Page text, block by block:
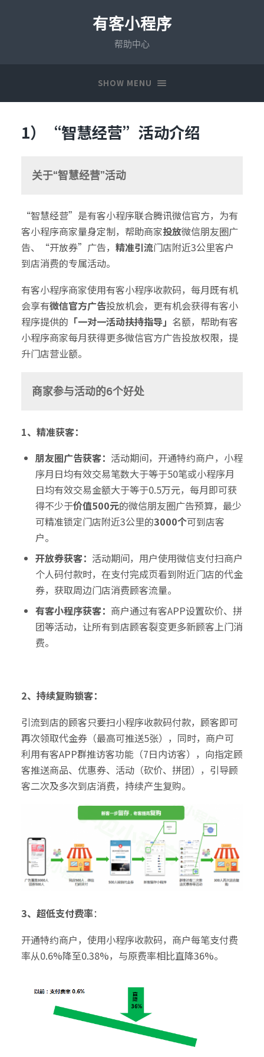
有客小程序
帮助中心
SHOW MENU
1）“智慧经营”活动介绍
关于“智慧经营”活动
“智慧经营”是有客小程序联合腾讯微信官方，为有
客小程序商家量身定制，帮助商家投放微信朋友圈广
告、“开放券”广告， 精准引流门店附近3公里客户
到店消费的专属活动。
有客小程序商家使用有客小程序收款码，每月既有机
会享有微信官方广告投放机会，更有机会获得有客小
程序提供的 「一对一活动扶持指导」 名额，帮助有客
小程序商家每月获得更多微信官方广告投放权限，提
升门店营业额。
商家参与活动的6个好处
1、 精准获客：
朋友圈广告获客： 活动期间，开通特约商户，小程
序月日均有效交易笔数大于等于50笔或小程序月
日均有效交易金额大于等于0.5万元，每月即可获
得不少于价值500元的微信朋友圈广告预算，最少
可精准锁定门店附近3公里的3000个可到店客
户。
开放券获客： 活动期间，用户使用微信支付扫商户
个人码付款时，在支付完成页看到附近门店的代金
券，获取周边门店消费顾客流量。
有客小程序获客： 商户通过有客APP设置砍价、拼
团等活动，让所有到店顾客裂变更多新顾客上门消
费。
2、持续复购锁客：
引流到店的顾客只要扫小程序收款码付款，顾客即可
再次领取代金券（最高可推送5张），同时，商户可
利用有客APP群推访客功能（7日内访客），向指定顾
客推送商品、优惠券、活动（砍价、拼团），引导顾
客二次及多次到店消费，持续产生复购。
3、超低支付费率：
开通特约商户，使用小程序收款码，商户每笔支付费
率从0.6%降至0.38%，与原费率相比直降36%。